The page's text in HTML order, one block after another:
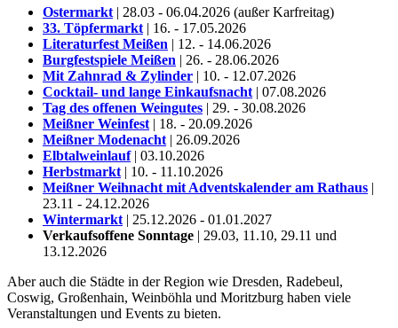
Ostermarkt | 28.03 - 06.04.2026 (außer Karfreitag)
33. Töpfermarkt | 16. - 17.05.2026
Literaturfest Meißen | 12. - 14.06.2026
Burgfestspiele Meißen | 26. - 28.06.2026
Mit Zahnrad & Zylinder | 10. - 12.07.2026
Cocktail- und lange Einkaufsnacht | 07.08.2026
Tag des offenen Weingutes | 29. - 30.08.2026
Meißner Weinfest | 18. - 20.09.2026
Meißner Modenacht | 26.09.2026
Elbtalweinlauf | 03.10.2026
Herbstmarkt | 10. - 11.10.2026
Meißner Weihnacht mit Adventskalender am Rathaus |
23.11 - 24.12.2026
Wintermarkt | 25.12.2026 - 01.01.2027
Verkaufsoffene Sonntage | 29.03, 11.10, 29.11 und
13.12.2026
Aber auch die Städte in der Region wie Dresden, Radebeul,
Coswig, Großenhain, Weinböhla und Moritzburg haben viele
Veranstaltungen und Events zu bieten.